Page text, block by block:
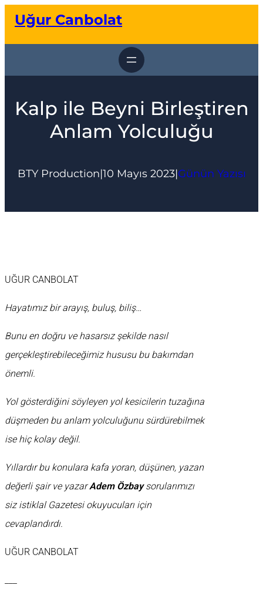
geçUğur Canbolat
Kalp ile Beyni Birleştiren
Anlam Yolculuğu
BTY Production|10 Mayıs 2023|Günün Yazısı
UĞUR CANBOLAT
Hayatımız bir arayış, buluş, biliş…
Bunu en doğru ve hasarsız şekilde nasıl
gerçekleştirebileceğimiz hususu bu bakımdan
önemli.
Yol gösterdiğini söyleyen yol kesicilerin tuzağına
düşmeden bu anlam yolculuğunu sürdürebilmek
ise hiç kolay değil.
Yıllardır bu konulara kafa yoran, düşünen, yazan
değerli şair ve yazarAdem Özbaysorularımızı
siz istiklal Gazetesi okuyucuları için
cevaplandırdı.
UĞUR CANBOLAT